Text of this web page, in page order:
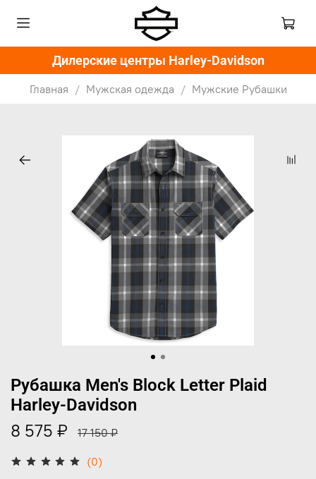
Дилерские центры Harley-Davidson
Главная Мужская одежда Мужские Рубашки
(0)
Рубашка Men's Block Letter Plaid
Harley-Davidson
8 575 ₽ 17 150 ₽